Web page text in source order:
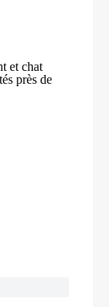
et chat
près de